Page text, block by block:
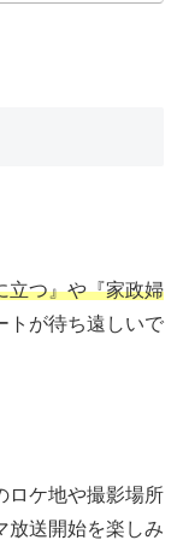
立つ』や『家政婦
トが待ち遠しいで
ロケ地や撮影場所
放送開始を楽しみ